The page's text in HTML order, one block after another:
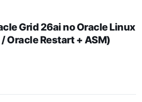
Grid 26ai no Oracle Linux
Oracle Restart + ASM)